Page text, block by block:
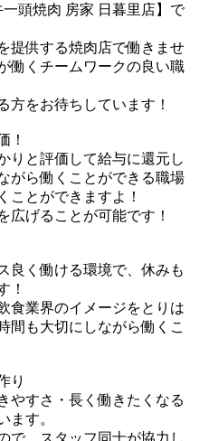
頭焼肉 房家 日暮里店】で
提供する焼肉店で働きませ
働くチームワークの良い職
方をお待ちしています！
！
りと評価して給与に還元し
がら働くことができる職場
ことができますよ！
広げることが可能です！
良く働ける環境で、休みも
！
食業界のイメージをとりは
間も大切にしながら働くこ
り
やすさ・長く働きたくなる
ます。
で、スタッフ同士が協力し